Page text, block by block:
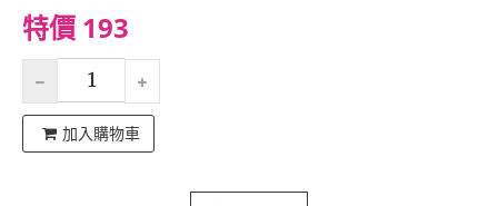
特價 193
加入購物車